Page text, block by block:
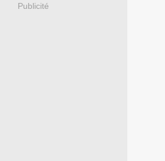
Publicité